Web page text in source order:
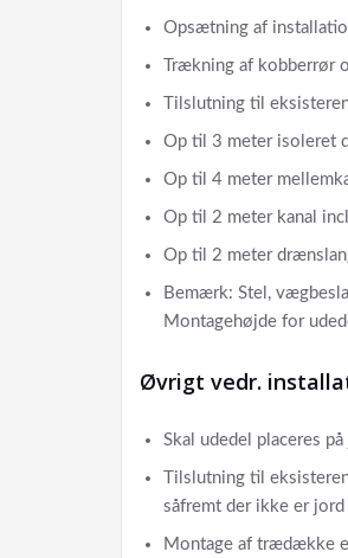
Opsætning af
Trækning af kobberrør
Tilslutning til
Op til 3 meter isoleret
Op til 4 meter
Op til 2 meter kanal
Op til 2 meter
Bemærk: Stel,
Montagehøjde for
Øvrigt vedr.
Skal udedel placeres
Tilslutning til
såfremt der ikke er
Montage af trædække